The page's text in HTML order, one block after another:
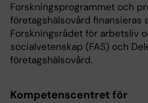
Forskningsprogrammet och
företagshälsovård finansieras
Forskningsrådet för arbetsliv
socialvetenskap (FAS) och
företagshälsovård.
Kompetenscentret för